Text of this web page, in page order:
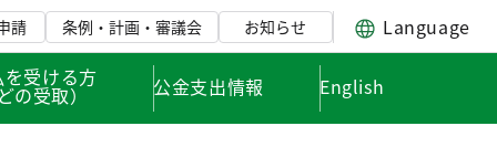
請 条例・計画・審議会 お知らせ
Language
受ける方
の受取） 公金支出情報 English